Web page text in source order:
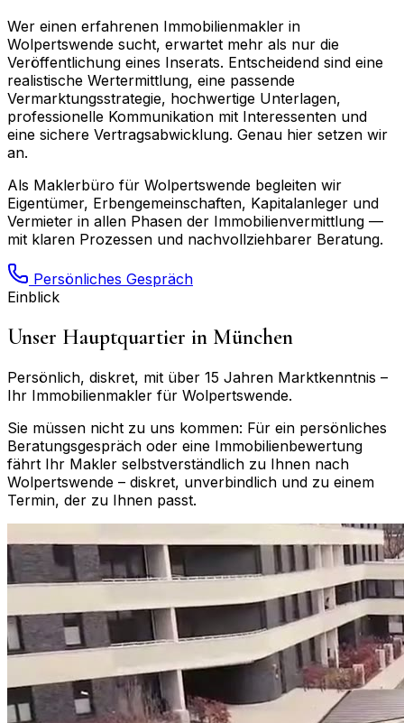
Wer einen erfahrenen Immobilienmakler in
Wolpertswende sucht, erwartet mehr als nur die
Veröffentlichung eines Inserats. Entscheidend sind eine
realistische Wertermittlung, eine passende
Vermarktungsstrategie, hochwertige Unterlagen,
professionelle Kommunikation mit Interessenten und
eine sichere Vertragsabwicklung. Genau hier setzen wir
an.
Als Maklerbüro für Wolpertswende begleiten wir
Eigentümer, Erbengemeinschaften, Kapitalanleger und
Vermieter in allen Phasen der Immobilienvermittlung —
mit klaren Prozessen und nachvollziehbarer Beratung.
Persönliches Gespräch
Einblick
Unser Hauptquartier in München
Persönlich, diskret, mit über 15 Jahren Marktkenntnis –
Ihr Immobilienmakler für Wolpertswende.
Sie müssen nicht zu uns kommen: Für ein persönliches
Beratungsgespräch oder eine Immobilienbewertung
fährt Ihr Makler selbstverständlich zu Ihnen nach
Wolpertswende – diskret, unverbindlich und zu einem
Termin, der zu Ihnen passt.